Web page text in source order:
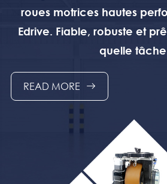
roues motrices hautes
Edrive. Fiable, robuste et
quelle
READ MORE 